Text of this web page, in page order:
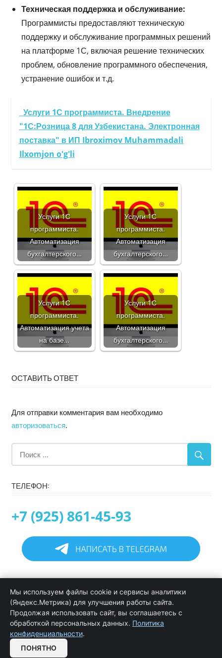
Техническая поддержка и обслуживание:
Программисты предоставляют техническую
поддержку и обслуживание программных решений
на платформе 1С, включая решение технических
проблем, обновление программного обеспечения,
устранение ошибок и т.д.
Услуги 1С программиста. Внедрение
"1С:Розница 8 для Узбекистана. Электронная
поставка" в ИП Ibroximov Muhammadali
Ilxomjon o'g'li
Услуги 1С
программиста.
Автоматизация
бухгалтерского…
Услуги 1С
программиста.
Автоматизация
бухгалтерского…
Услуги 1С
программиста.
Автоматизация учета
на базе…
Услуги 1С
программиста.
Автоматизация
бухгалтерского…
ОСТАВИТЬ ОТВЕТ
Для отправки комментария вам необходимо
авторизоваться.
ТЕЛЕФОН:
+7 (925) 861-45-93
Информация
Программирование в 1С услуги
Услуги обслуживания и сопровождения 1С
Цены на услуги программиста 1С
Мы используем файлы cookie и сервисы аналитики
(Яндекс.Метрика) для улучшения работы сайта.
Продолжая использовать сайт, вы соглашаетесь с
обработкой персональных данных. Политика
конфиденциальности.
ПОНЯТНО